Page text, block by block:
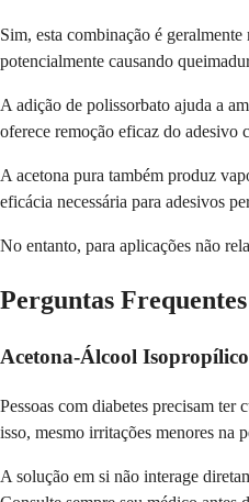
Sim, esta combinação é
potencialmente causando
A adição de polissorbato ajuda a
oferece remoção eficaz do adesivo
A acetona pura também produz
eficácia necessária para adesivos
No entanto, para aplicações não
Perguntas
Acetona-Álcool
Pessoas com diabetes precisam
isso, mesmo irritações menores na
A solução em si não interage